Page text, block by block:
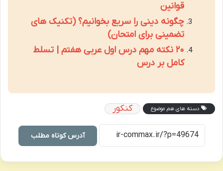
قوانین
چگونه دینی را سریع بخوانیم؟ (تکنیک های
تضمینی برای امتحان)
۲۰ نکته مهم درس اول عربی هفتم | تسلط
کامل بر درس
دسته های هم موضوع کنکور
آدرس کوتاه مطلب